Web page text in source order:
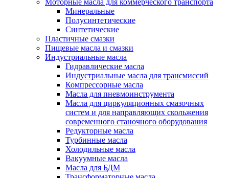
Моторные масла для коммерческого транспорта
Минеральные
Полусинтетические
Синтетические
Пластичные смазки
Пищевые масла и смазки
Индустриальные масла
Гидравлические масла
Индустриальные масла для трансмиссий
Компрессорные масла
Масла для пневмоинструмента
Масла для циркуляционных смазочных
систем и для направляющих скольжения
современного станочного оборудования
Редукторные масла
Турбинные масла
Холодильные масла
Вакуумные масла
Масла для БДМ